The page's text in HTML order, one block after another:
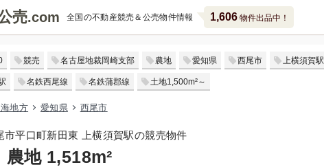
売 全国の不動産競売＆公売物件情報 1,606物件出品中！
競売 名古屋地裁岡崎支部 農地 愛知県 西尾市 上横須賀駅
名鉄西尾線 名鉄蒲郡線 土地1,500m²～
地方 愛知県 西尾市
市平口町新田東 上横須賀駅の競売物件
農地 1,518m²